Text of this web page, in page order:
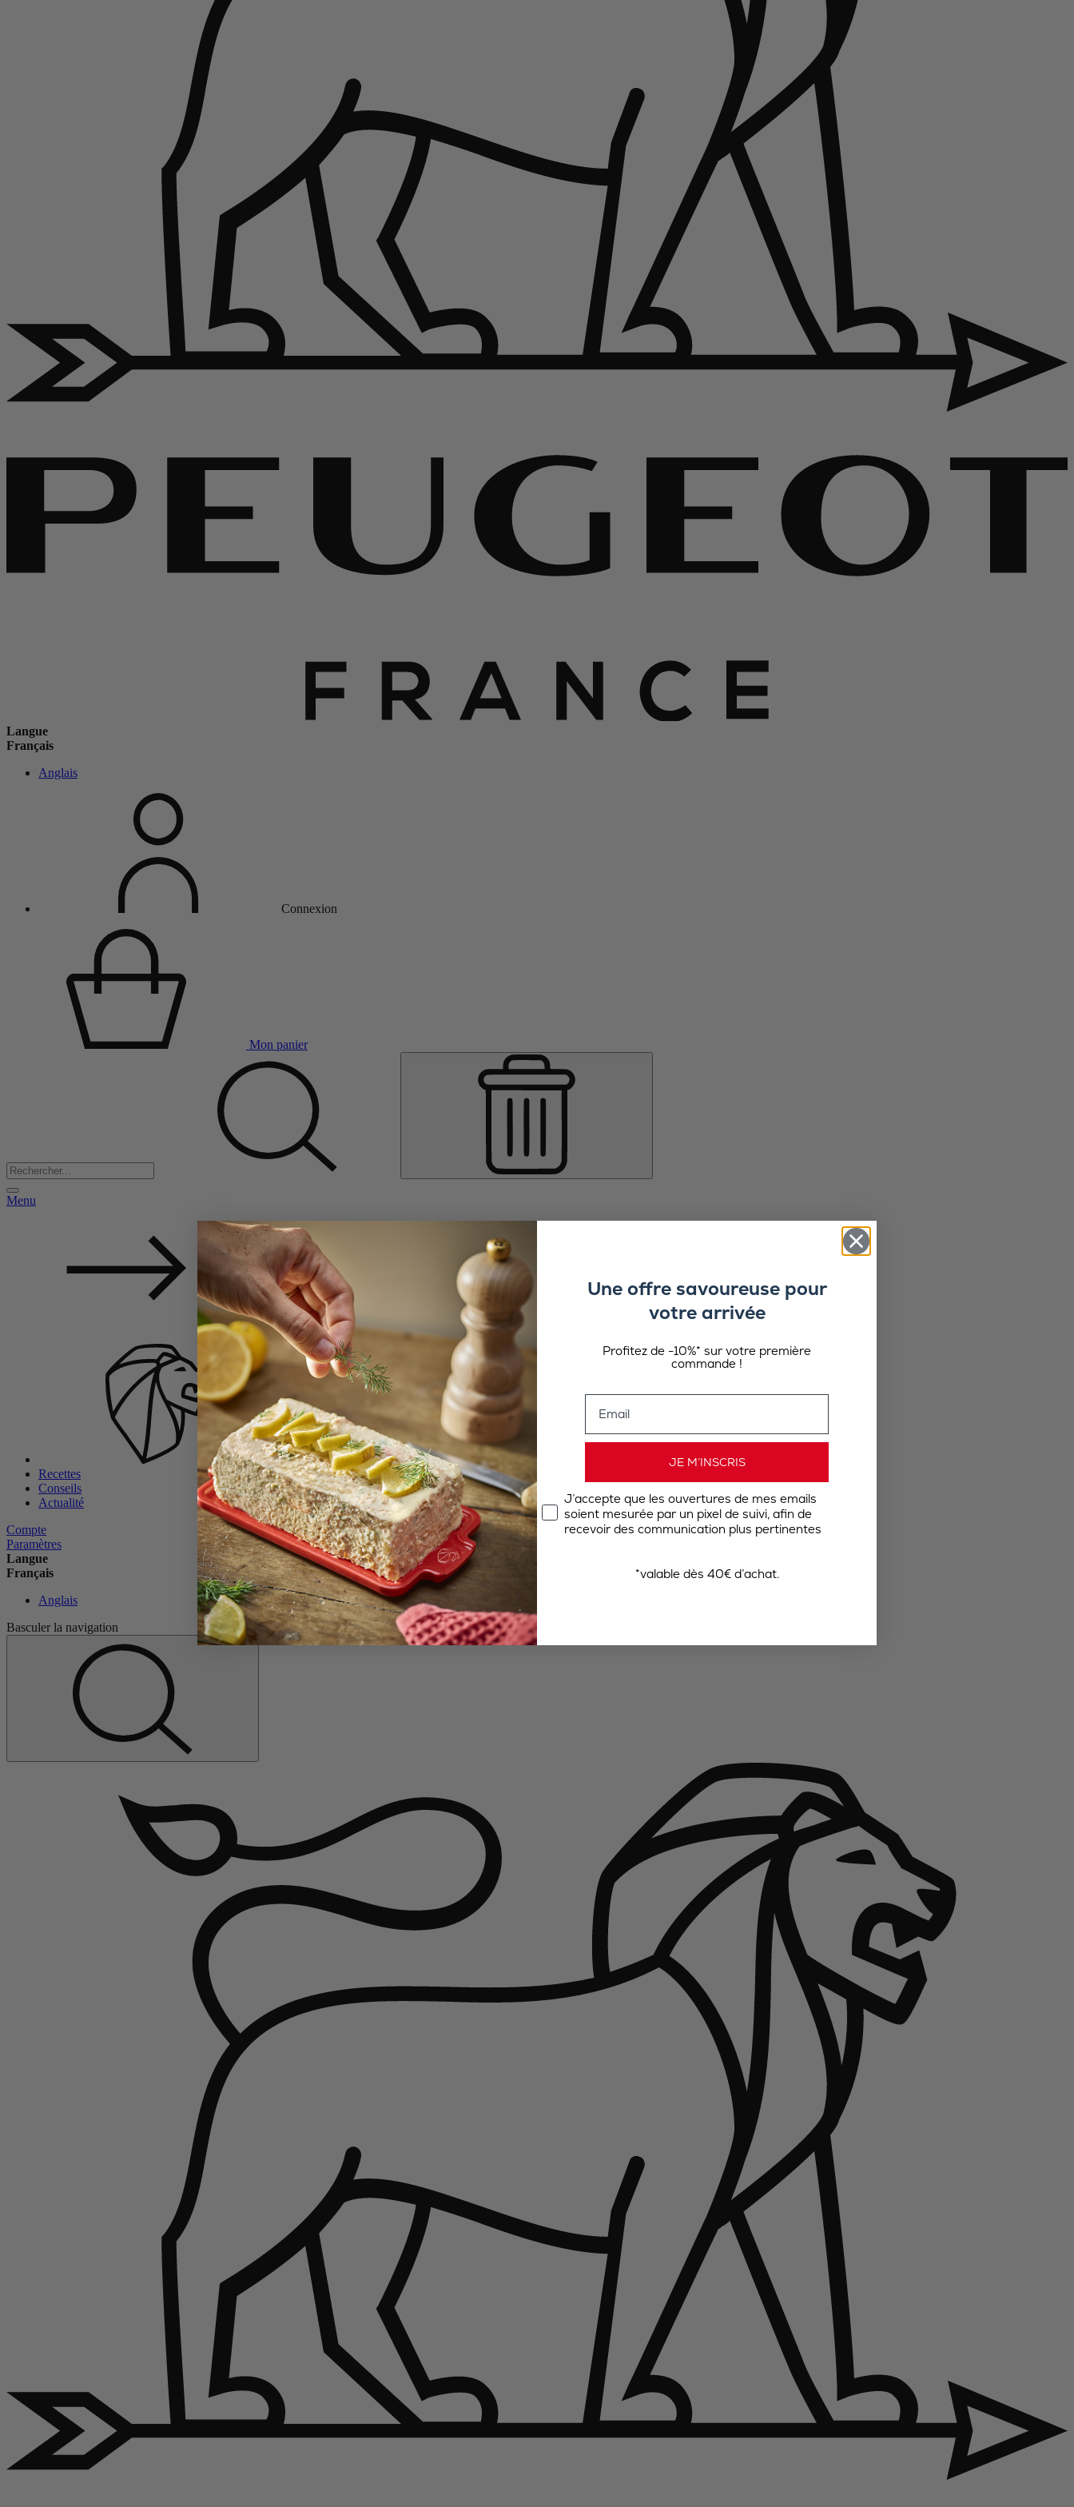
Langue
Français
Anglais
Connexion
Mon panier
Menu
Retour
Recettes
Conseils
Actualité
Compte
Paramètres
Langue
Français
Anglais
Basculer la navigation
Une offre savoureuse pour
votre arrivée
Profitez de -10%* sur votre première
commande !
JE M’INSCRIS
J’accepte que les ouvertures de mes emails
soient mesurée par un pixel de suivi, afin de
recevoir des communication plus pertinentes
*valable dès 40€ d’achat.